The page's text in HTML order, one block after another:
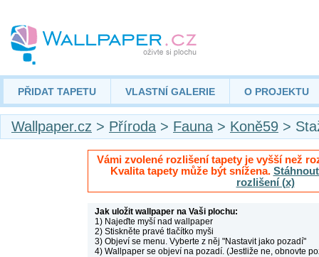
PŘIDAT TAPETU VLASTNÍ GALERIE O PROJEKTU
Wallpaper.cz > Příroda > Fauna > Koně59 >
Vámi zvolené rozlišení tapety je vyšší než
Kvalita tapety může být snížena.
rozlišení (x)
Jak uložit wallpaper na Vaši plochu:
1) Najeďte myší nad wallpaper
2) Stiskněte pravé tlačítko myši
3) Objeví se menu. Vyberte z něj "Nastavit jako pozadí"
4) Wallpaper se objeví na pozadí. (Jestliže ne, obnovte